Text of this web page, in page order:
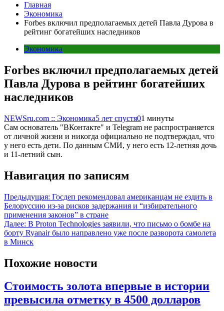
Главная
Экономика
Forbes включил предполагаемых детей Павла Дурова в
рейтинг богатейших наследников
Экономика
Forbes включил предполагаемых детей
Павла Дурова в рейтинг богатейших
наследников
NEWSru.com :: Экономика5 лет спустя01 минуты
Сам основатель "ВКонтакте" и Telegram не распространяется
от личной жизни и никогда официально не подтверждал, что
у него есть дети. По данным СМИ, у него есть 12-летняя дочь
и 11-летний сын.
Навигация по записям
Предыдущая: Госдеп рекомендовал американцам не ездить в
Белоруссию из-за рисков задержания и “избирательного
применения законов” в стране
Далее: В Proton Technologies заявили, что письмо о бомбе на
борту Ryanair было направлено уже после разворота самолета
в Минск
Похожие новости
Стоимость золота впервые в истории
превысила отметку в 4500 долларов